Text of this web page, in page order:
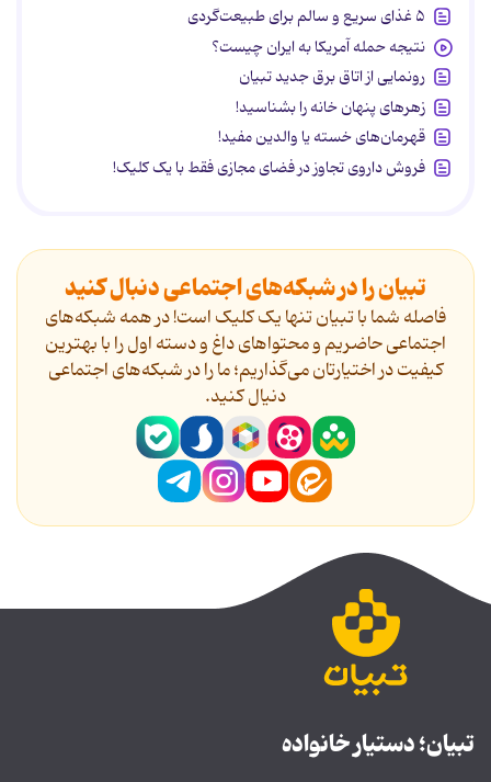
۵ غذای سریع و سالم برای طبیعت‌گردی
نتیجه حمله آمریکا به ایران چیست؟
رونمایی از اتاق برق جدید تبیان
زهرهای پنهان خانه را بشناسید!
قهرمان‌های خسته یا والدین مفید!
فروش داروی تجاوز در فضای مجازی فقط با یک کلیک!
تبیان را در شبکه‌های اجتماعی دنبال کنید
فاصله شما با تبیان تنها یک کلیک است! در همه شبکه‌های
اجتماعی حاضریم و محتواهای داغ و دسته اول را با بهترین
کیفیت در اختیارتان می‌گذاریم؛ ما را در شبکه‌های اجتماعی
دنیال کنید.
تبیان؛ دستیار خانواده